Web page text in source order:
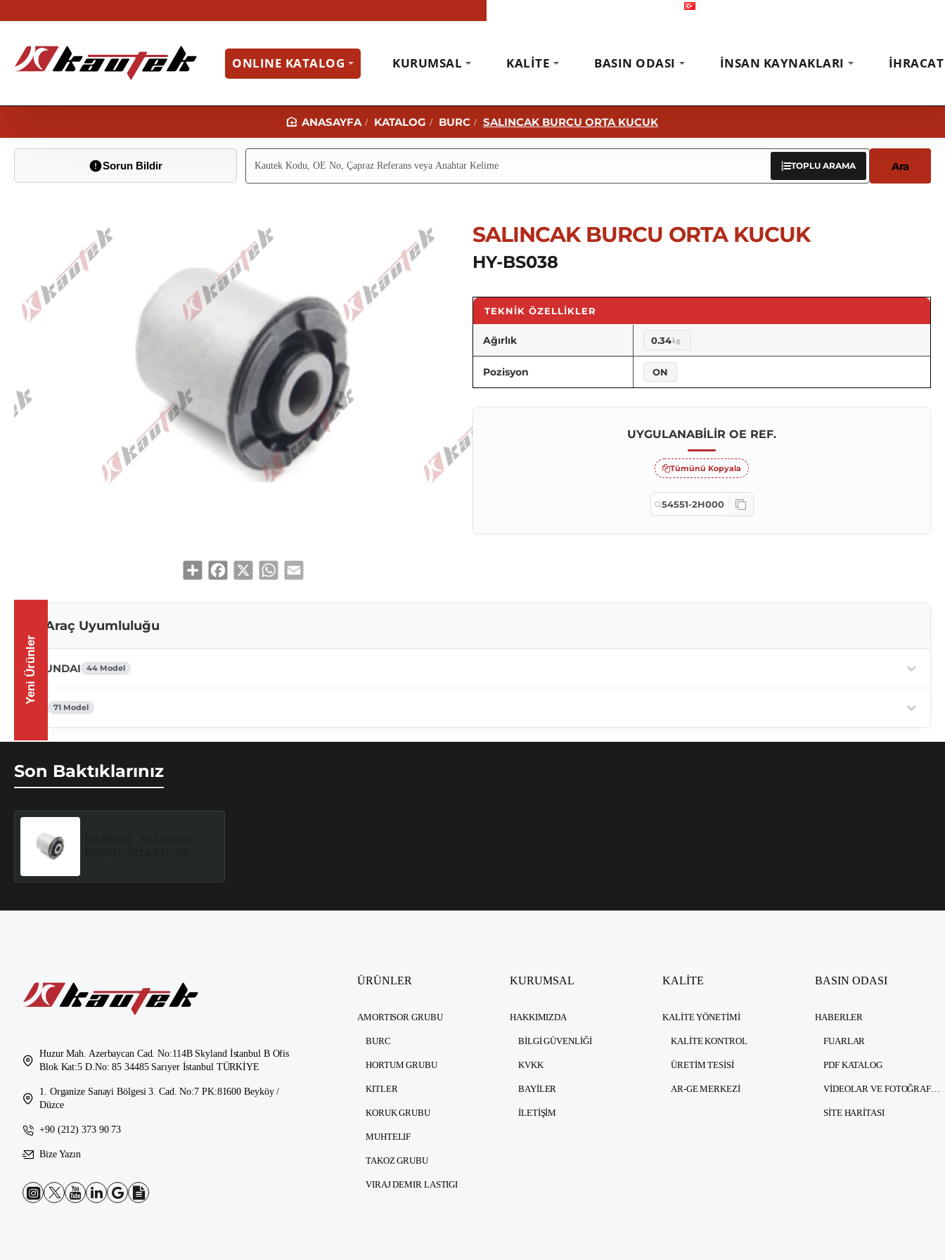
ONLINE KATALOG KURUMSAL KALITE BASIN ODASI İNSAN KAYNAKLARI
H
O
M
E
KATALOG BURC SALINCAK BURCU ORTA KUCUK
Sorun Bildir TOPLU ARAMA Ara
Share Facebook WhatsApp
SALINCAK BURCU ORTA KUCUK
TEKNIK ÖZELLIKLER
Ağırlık 0.34kg
Pozisyon ON
HY-BS038
UYGULANABILIR OE REF.
Tümünü Kopyala
54551-2H000
Araç Uyumluluğu
HYUNDAI 44 Model
71 Model
Son Baktıklarınız
Huzur Mah. Azerbaycan Cad. No:114B Skyland İstanbul B Ofis
Blok Kat:5 D.No: 85 34485 Sarıyer İstanbul TÜRKİYE
1. Organize Sanayi Bölgesi 3. Cad. No:7 PK:81600 Beyköy /
Düzce
+90 (212) 373 90 73
Bize Yazın
ÜRÜNLER
AMORTISOR GRUBU
BURC
HORTUM GRUBU
KITLER
KORUK GRUBU
MUHTELIF
TAKOZ GRUBU
VIRAJ DEMIR LASTIGI
KURUMSAL
HAKKIMIZDA
BILGI GÜVENLIĞI
KVKK
BAYILER
İLETIŞIM
KALİTE
KALITE YÖNETIMI
KALITE KONTROL
ÜRETIM TESISI
AR-GE MERKEZI
BASIN ODASI
HABERLER
FUARLAR
PDF KATALOG
VIDEOLAR VE FOTOĞRAFLAR
SITE HARITASI
Yeni Ürünler